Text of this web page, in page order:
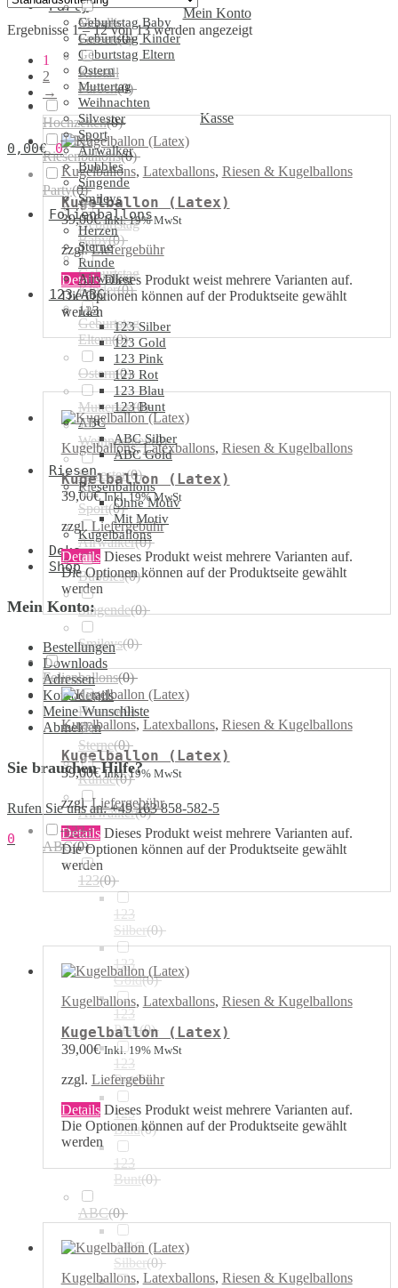
Mein Konto
Kasse
0,00€ 0
Party
Geburtstag Baby
Geburtstag Kinder
Geburtstag Eltern
Ostern
Muttertag
Weihnachten
Silvester
Sport
Airwalker
Bubbles
Singende
Smileys
Folienballons
Herzen
Sterne
Runde
Airwalker
123/ABC
123
123 Silber
123 Gold
123 Pink
123 Rot
123 Blau
123 Bunt
ABC
ABC Silber
ABC Gold
Riesen
Riesenballons
Ohne Motiv
Mit Motiv
Kugelballons
Deko
Shop
Mein Konto:
Bestellungen
Downloads
Adressen
Kontodetails
Meine Wunschliste
Abmelden
Sie brauchen Hilfe?
Rufen Sie uns an: +49 163 858-582-5
0
Ergebnisse 1 – 12 von 13 werden angezeigt
1
2
→
Kugelballons, Latexballons, Riesen & Kugelballons
Kugelballon (Latex)
39,00€ Inkl. 19% MwSt
zzgl.Liefergebühr
Details Dieses Produkt weist mehrere Varianten auf.
Die Optionen können auf der Produktseite gewählt
werden
Kugelballons,Latexballons, Riesen & Kugelballons
Kugelballon (Latex)
39,00€ Inkl. 19% MwSt
zzgl. Liefergebühr
Details Dieses Produkt weist mehrere Varianten auf.
Die Optionen können auf der Produktseite gewählt
werden
Kugelballons, Latexballons, Riesen & Kugelballons
Kugelballon (Latex)
39,00€ Inkl. 19% MwSt
zzgl.Liefergebühr
Details Dieses Produkt weist mehrere Varianten auf.
Die Optionen können auf der Produktseite gewählt
werden
Kugelballons, Latexballons, Riesen & Kugelballons
Kugelballon (Latex)
39,00€ Inkl. 19% MwSt
zzgl. Liefergebühr
Details Dieses Produkt weist mehrere Varianten auf.
Die Optionen können auf der Produktseite gewählt
werden
Kugelballons, Latexballons, Riesen & Kugelballons
Metallic
Farben(0)
Kristall
Farben(0)
Hochzeiten(0)
LED
Riesenballons(0)
Party(0)
Geburtstag
Baby(0)
Geburtstag
Kinder(0)
Geburtstag
Eltern(0)
Ostern(0)
Muttertag(0)
Weihnachten(0)
Silvester(0)
Sport(0)
Airwalker(0)
Bubbles(0)
Singende(0)
Smileys(0)
Folienballons(0)
Herzen(0)
Sterne(0)
Runde(0)
Airwalker(0)
123 /
ABC(0)
123(0)
123
Silber(0)
123
Gold(0)
123
Pink(0)
123
Rot(0)
123
Blau(0)
123
Bunt(0)
ABC(0)
ABC
Silber(0)